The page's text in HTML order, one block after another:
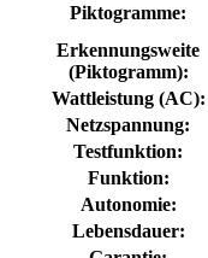
Piktogramme:
Erkennungsweite
(Piktogramm):
Wattleistung (AC):
Netzspannung:
Testfunktion:
Funktion:
Autonomie:
Lebensdauer: